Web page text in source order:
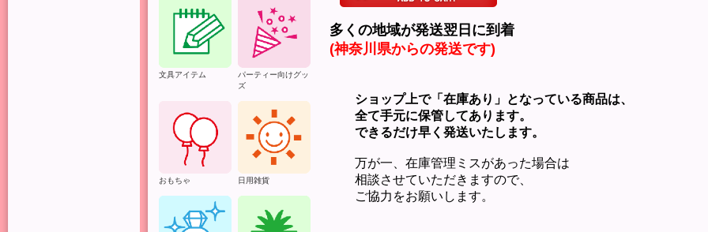
文具アイテム
パーティー向けグッ
ズ
おもちゃ 日用雑貨
多くの地域が発送翌日に到着
(神奈川県からの発送です)
ショップ上で「在庫あり」となっている商品は、
全て手元に保管してあります。
できるだけ早く発送いたします。
万が一、在庫管理ミスがあった場合は
相談させていただきますので、
ご協力をお願いします。